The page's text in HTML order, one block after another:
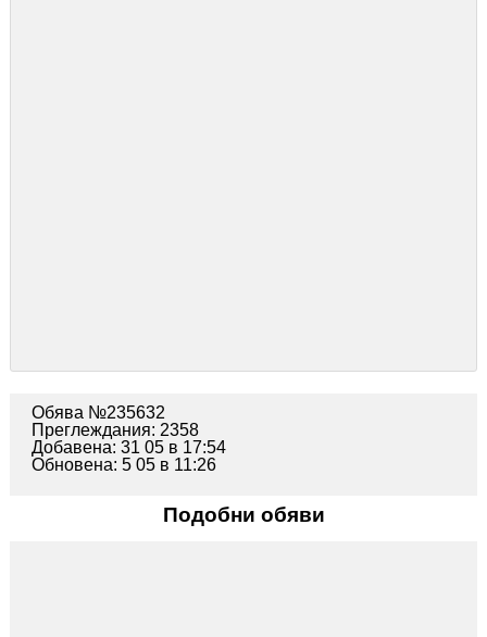
Обява №235632
Преглеждания: 2358
Добавена: 31 05 в 17:54
Обновена: 5 05 в 11:26
Подобни обяви